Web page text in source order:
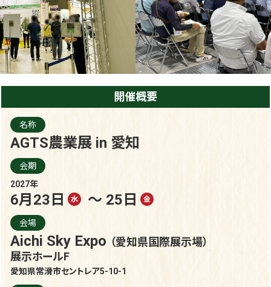
開催概要
名称
AGTS農業展 in 愛知
会期
2027年
6月23日 水 ～ 25日 金
会場
Aichi Sky Expo （愛知県国際展示場）
展示ホールF
愛知県常滑市セントレア5-10-1